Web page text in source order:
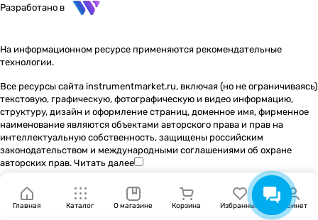
Разработано в
На информационном ресурсе применяются рекомендательные
технологии.
Все ресурсы сайта instrumentmarket.ru, включая (но не ограничиваясь)
текстовую, графическую, фотографическую и видео информацию,
структуру, дизайн и оформление страниц, доменное имя, фирменное
наименование являются объектами авторского права и прав на
интеллектуальную собственность, защищены российским
законодательством и международными соглашениями об охране
авторских прав. Читать далее
Главная Каталог О магазине Корзина Избранные Кабинет